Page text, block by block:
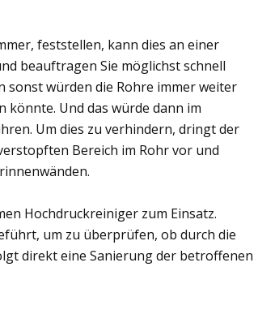
feststellen, kann dies an einer
beauftragen Sie möglichst schnell
sonst würden die Rohre immer weiter
könnte. Und das würde dann im
Um dies zu verhindern, dringt der
Bereich im Rohr vor und
Hochdruckreiniger zum Einsatz.
um zu überprüfen, ob durch die
direkt eine Sanierung der betroffenen